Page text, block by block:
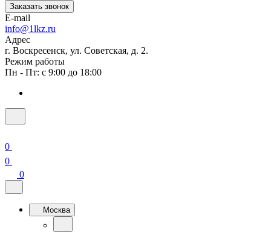
Заказать звонок
E-mail
info@1lkz.ru
Адрес
г. Воскресенск, ул. Советская, д. 2.
Режим работы
Пн - Пт: с 9:00 до 18:00
0
0
0
Москва